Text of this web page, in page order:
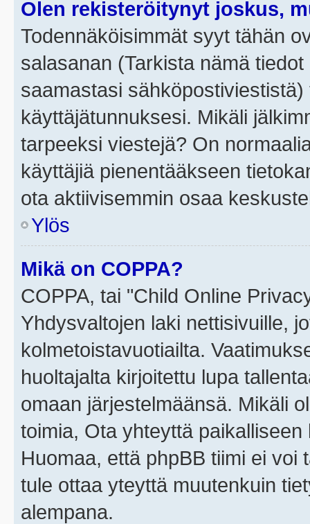
Olen rekisteröitynyt joskus,
Todennäköisimmät syyt tähän
salasanan (Tarkista nämä
saamastasi
käyttäjätunnuksesi. Mikäli
tarpeeksi viestejä? On
käyttäjiä pienentääkseen
ota aktiivisemmin osaa
Ylös
Mikä on COPPA?
COPPA, tai "Child Online
Yhdysvaltojen laki nettisivuille,
kolmetoistavuotiailta.
huoltajalta kirjoitettu lupa
omaan järjestelmäänsä. Mikäli
toimia, Ota yhteyttä
Huomaa, että phpBB tiimi ei voi
tule ottaa yteyttä muutenkuin
alempana.